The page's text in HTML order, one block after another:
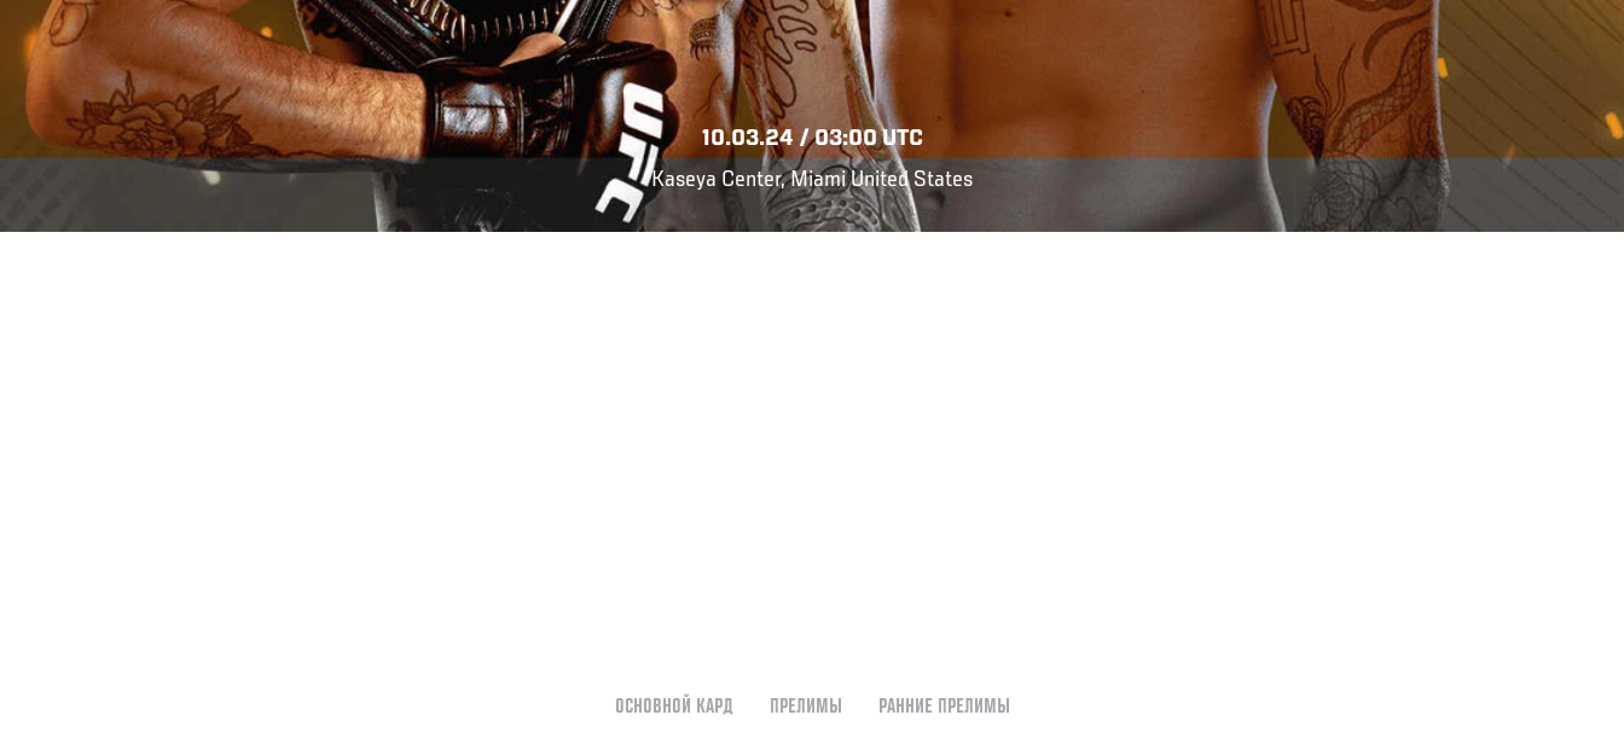
10.03.24 / 03:00 UTC
Kaseya Center, Miami United States
ОСНОВНОЙ КАРД ПРЕЛИМЫ РАННИЕ ПРЕЛИМЫ